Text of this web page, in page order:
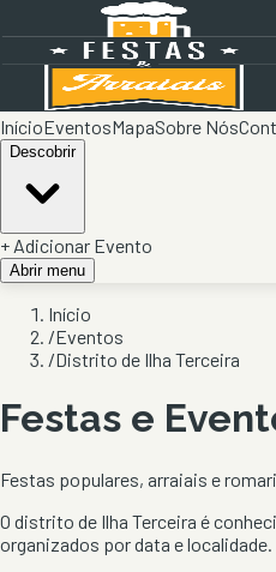
InícioEventosMapaSobre Nós
Descobrir
+ Adicionar Evento
Abrir menu
Início
/Eventos
/Distrito de Ilha Terceira
Festas e
Festas populares, arraiais e
O distrito de Ilha Terceira é
organizados por data e localidade.